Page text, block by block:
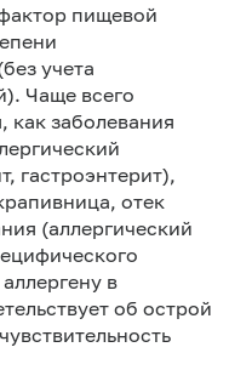
пищевой
учета
Чаще всего
как заболевания
гастроэнтерит),
отек
(аллергический
в
об острой